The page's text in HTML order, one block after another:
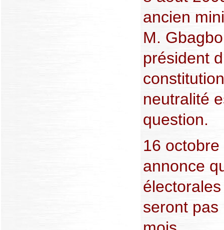
ancien
M.
président
neutralité
question.
16
annonce
seront pas